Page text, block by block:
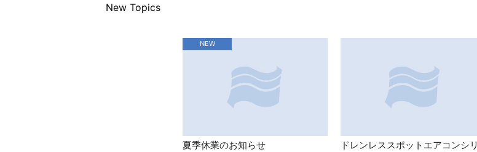
New Topics
NEW
夏季休業のお知らせ
ドレンレススポットエアコンシリ